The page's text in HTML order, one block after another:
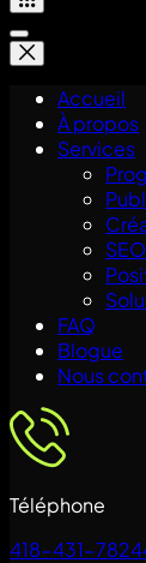
Accueil
À propos
Services
FAQ
Blogue
Nous
Téléphone
418-431-7824